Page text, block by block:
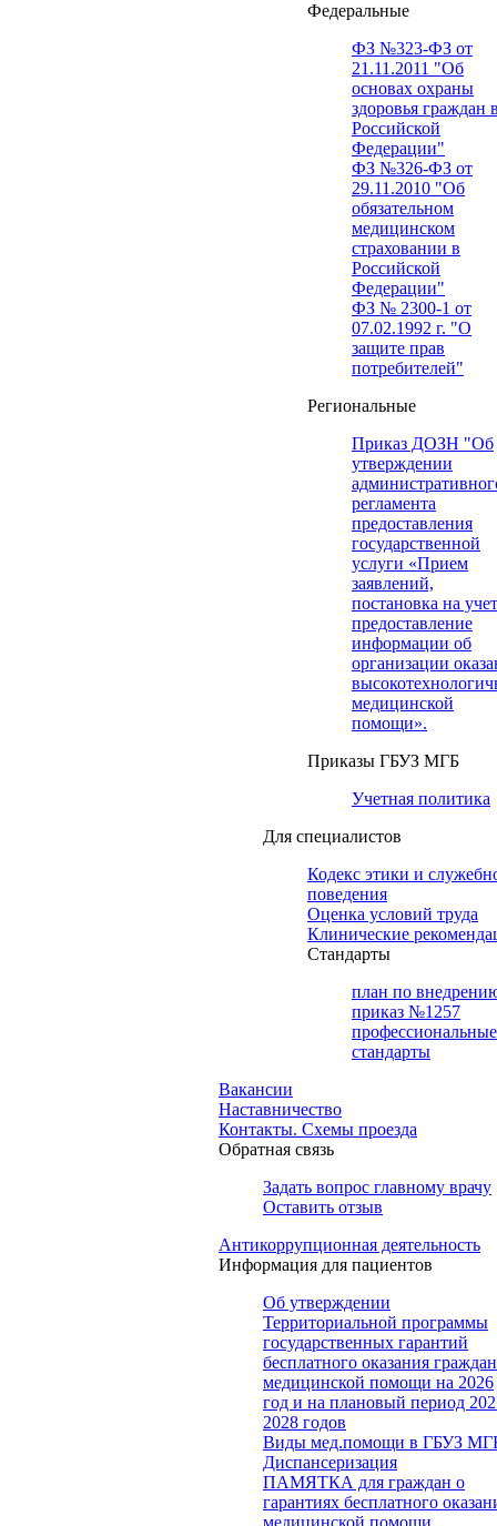
Федеральные
ФЗ №323-ФЗ от
21.11.2011 "Об
основах охраны
здоровья граждан в
Российской
Федерации"
ФЗ №326-ФЗ от
29.11.2010 "Об
обязательном
медицинском
страховании в
Российской
Федерации"
ФЗ № 2300-1 от
07.02.1992 г. "О
защите прав
потребителей"
Региональные
Приказ ДОЗН "Об
утверждении
регламента
предоставления
государственной
услуги «Прием
заявлений,
постановка на
предоставление
информации об
организации
медицинской
помощи».
Приказы ГБУЗ МГБ
Учетная политика
Для специалистов
Кодекс этики и
поведения
Оценка условий труда
Клинические
Cтандарты
план по
приказ №1257
профессиональные
стандарты
Вакансии
Наставничество
Контакты. Схемы проезда
Обратная связь
Задать вопрос главному врачу
Оставить отзыв
Антикоррупционная деятельность
Информация для пациентов
Об утверждении
Территориальной программы
государственных гарантий
бесплатного оказания
медицинской помощи на 2026
год и на плановый период
2028 годов
Виды мед.помощи в ГБУЗ
Диспансеризация
ПАМЯТКА для граждан о
гарантиях бесплатного